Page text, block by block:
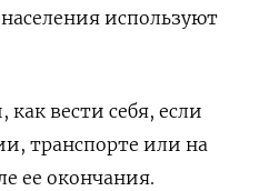
используют
вести себя, если
транспорте или на
ее окончания.